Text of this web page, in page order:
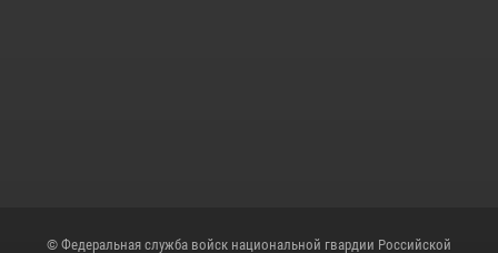
© Федеральная служба войск национальной гвардии Российской